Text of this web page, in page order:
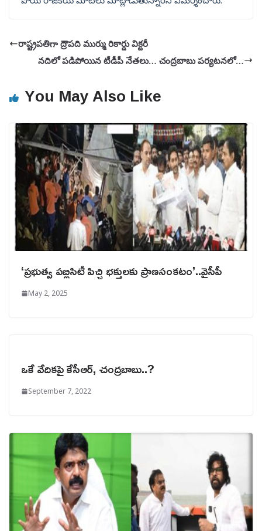
రాష్ట్రపతిగా ద్రౌపది ముర్ము రికార్డు విక్టరీ
నదిలో పడిపోయిన టీడీపీ నేతలు… చంద్రబాబు పర్యటనలో…
You May Also Like
‘ప్రభుత్వ పబ్లిసిటీ పిచ్చి భక్తులకు ప్రాణసంకటం’..వైసీపీ
May 2, 2025
ఒకే వేదికపై కేసీఆర్‌, చంద్రబాబు..?
September 7, 2022